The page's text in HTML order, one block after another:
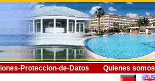
Proteccion-de-Datos Quienes somos